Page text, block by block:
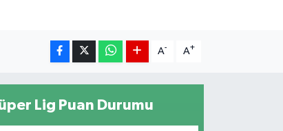
A- A+
Lig Puan Durumu